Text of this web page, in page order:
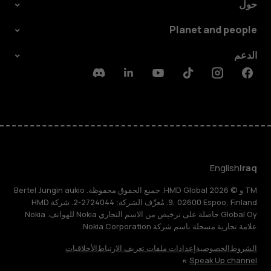
حول
Planet and people
الدعم
Facebook
Instagram
Tiktok
Youtube
Linkedin
Discord
Iraq
English
TM و © 2026 HMD Global. جميع الحقوق محفوظة. Bertel Jungin aukio
9, 02600 Espoo, Finland. مُعرِّف الشركة: 2724044-2. شركة HMD
Global Oy حاصلة على ترخيص من الاسم التجاري Nokia للهواتف. Nokia
علامة تجارية مسجلة باسم شركة Nokia Corporation.
الشروطالخصوصيةإعدادات ملفات تعريف الارتباطالأخلاقيات
Speak Up channel